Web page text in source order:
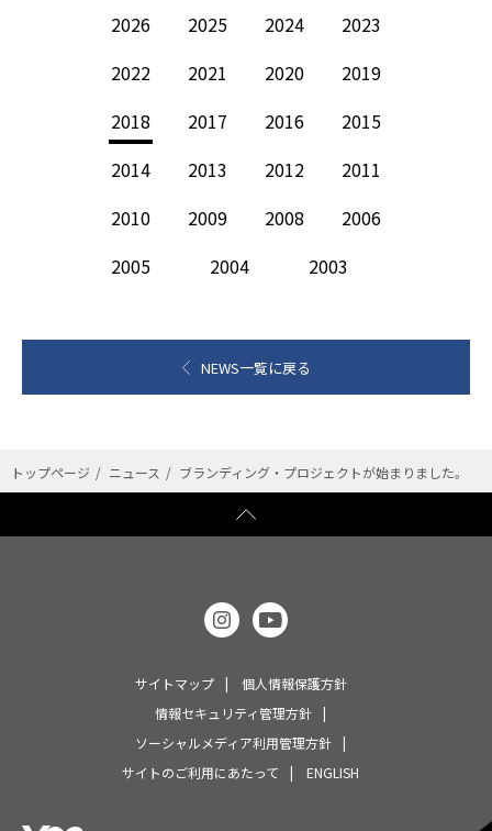
2026 2025 2024
2023
2022
2021 2020
2019
2018
2017 2016
2015
2014
2013 2012
2011
2010
2009 2008
2006
2005
2004 2003
NEWS一覧に戻る
トップページ ニュース ブランディング・プロジェクトが始まりました。
サイトマップ
個人情報保護方針
情報セキュリティ管理方針
ソーシャルメディア利用管理方針
サイトのご利用にあたって
ENGLISH